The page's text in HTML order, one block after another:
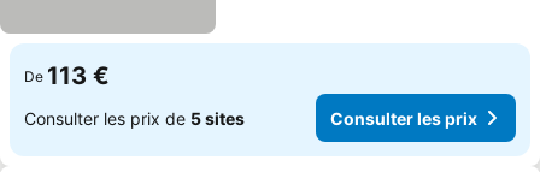
De 113 €
Consulter les prix de 5 sites Consulter les prix